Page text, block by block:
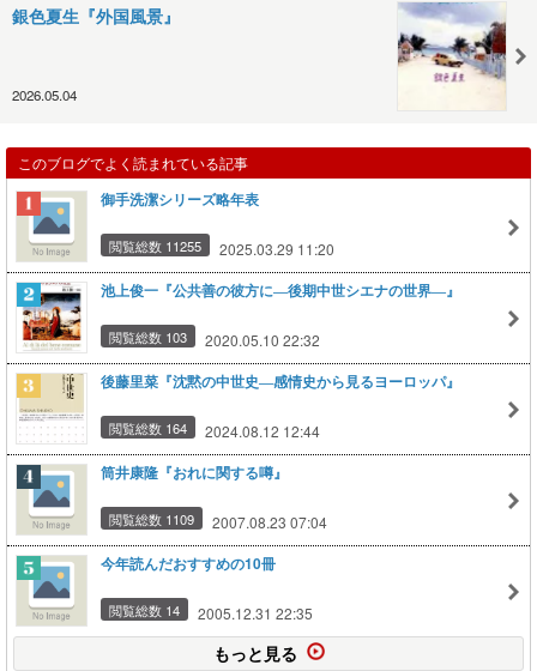
銀色夏生『外国風景』
2026.05.04
このブログでよく読まれている記事
御手洗潔シリーズ略年表
閲覧総数 11255 2025.03.29 11:20
池上俊一『公共善の彼方に―後期中世シエナの世界―』
閲覧総数 103 2020.05.10 22:32
後藤里菜『沈黙の中世史―感情史から見るヨーロッパ』
閲覧総数 164 2024.08.12 12:44
筒井康隆『おれに関する噂』
閲覧総数 1109 2007.08.23 07:04
今年読んだおすすめの10冊
閲覧総数 14 2005.12.31 22:35
もっと見る